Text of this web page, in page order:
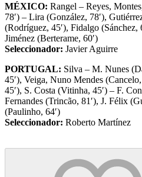
MÉXICO: Rangel – Reyes,
78′) – Lira (González, 78′),
(Rodríguez, 45′), Fidalgo (Sánchez,
Jiménez (Berterame, 60′)
Seleccionador: Javier Aguirre
PORTUGAL: Silva – M. Nunes
45′), Veiga, Nuno Mendes
45′), S. Costa (Vitinha, 45′) – F.
Fernandes (Trincão, 81′), J. Félix
(Paulinho, 64′)
Seleccionador: Roberto Martínez